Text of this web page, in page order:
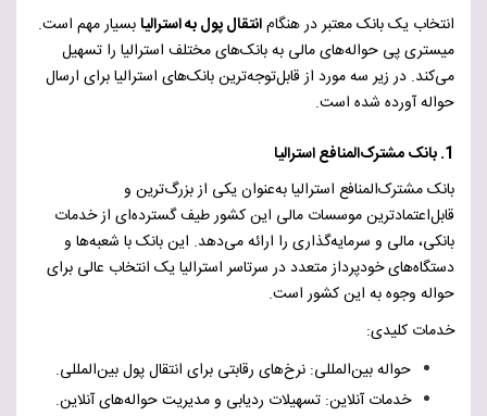
انتخاب یک بانک معتبر در هنگامانتقال پول به استرالیابسیار مهم است.
میستری پی حواله‌های مالی به بانک‌های مختلف استرالیا را تسهیل
می‌کند. در زیر سه مورد از قابل‌توجه‌ترین بانک‌های استرالیا برای ارسال
حواله آورده شده است.
1. بانک مشترک‌المنافع استرالیا
بانک مشترک‌المنافع استرالیا به‌عنوان یکی از بزرگ‌ترین و
قابل‌اعتمادترین موسسات مالی این کشور طیف گسترده‌ای از خدمات
بانکی، مالی و سرمایه‌گذاری را ارائه می‌دهد. این بانک با شعبه‌ها و
دستگاه‌های خودپرداز متعدد در سرتاسر استرالیا یک انتخاب عالی برای
حواله وجوه به این کشور است.
خدمات کلیدی:
حواله بین‌المللی: نرخ‌های رقابتی برای انتقال پول بین‌المللی.
خدمات آنلاین: تسهیلات ردیابی و مدیریت حواله‌های آنلاین.